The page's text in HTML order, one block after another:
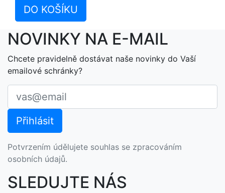
DO KOŠÍKU
NOVINKY NA E-MAIL
Chcete pravidelně dostávat naše novinky do Vaší
emailové schránky?
Potvrzením údělujete souhlas se zpracováním
osobních údajů.
SLEDUJTE NÁS